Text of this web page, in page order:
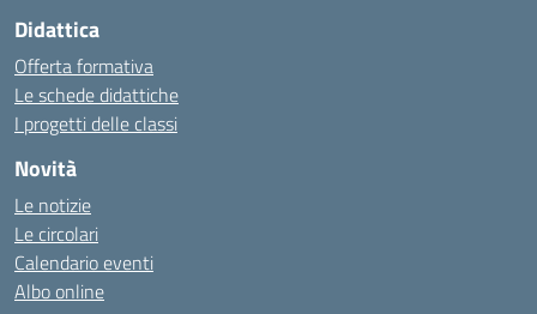
Didattica
Offerta formativa
Le schede didattiche
I progetti delle classi
Novità
Le notizie
Le circolari
Calendario eventi
Albo online